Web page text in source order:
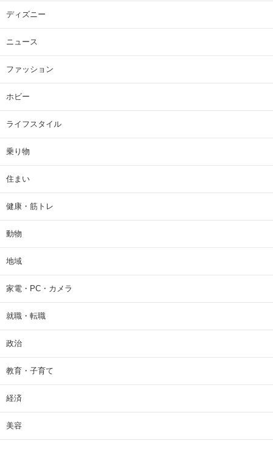
ディズニー
ニュース
ファッション
ホビー
ライフスタイル
乗り物
住まい
健康・筋トレ
動物
地域
家電・PC・カメラ
就職・転職
政治
教育・子育て
経済
美容